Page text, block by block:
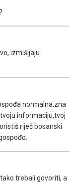
izmišljaju
normalna,zna
informaciju,tvoj
riječ bosanski
trebali govoriti, a